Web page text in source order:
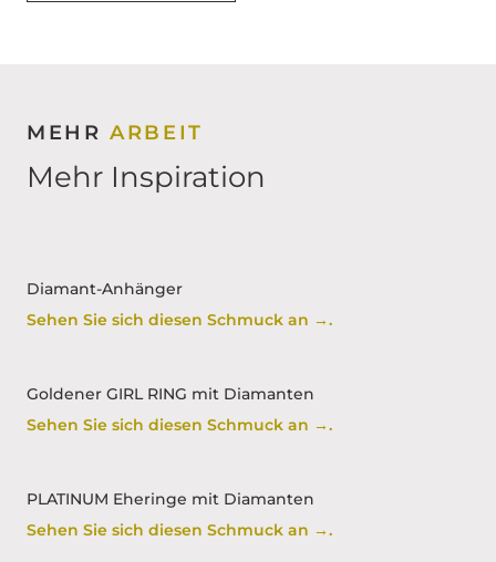
MEHRARBEIT
Mehr Inspiration
Diamant-Anhänger
Sehen Sie sich diesen Schmuck an →.
Goldener GIRL RING mit Diamanten
Sehen Sie sich diesen Schmuck an →.
PLATINUM Eheringe mit Diamanten
Sehen Sie sich diesen Schmuck an →.